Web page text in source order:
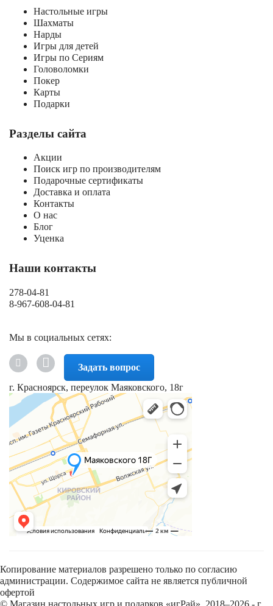
Настольные игры
Шахматы
Нарды
Игры для детей
Игры по Сериям
Головоломки
Покер
Карты
Подарки
Разделы сайта
Акции
Поиск игр по производителям
Подарочные сертификаты
Доставка и оплата
Контакты
О нас
Блог
Уценка
Наши контакты
278-04-81
8-967-608-04-81
Мы в социальных сетях:
Задать вопрос
г. Красноярск, переулок Маяковского, 18г
Копирование материалов разрешено только по согласию
администрации. Содержимое сайта не является публичной
офертой
© Магазин настольных игр и подарков «игРай», 2018–2026 - г.